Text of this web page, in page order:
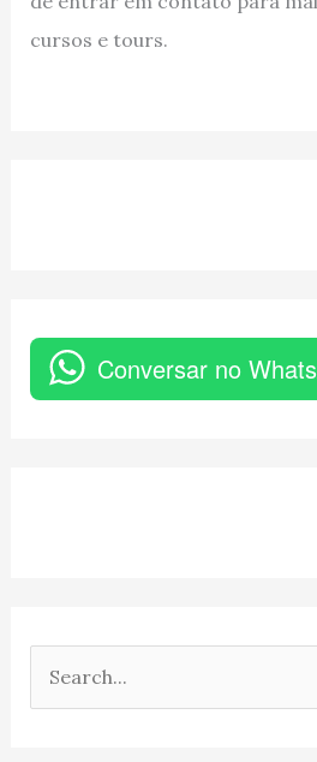
cursos e tours.
Conversar no